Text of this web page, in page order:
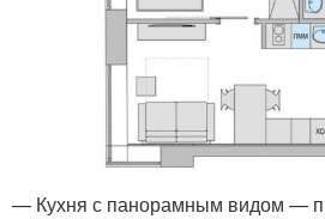
— Кухня с панорамным видом —